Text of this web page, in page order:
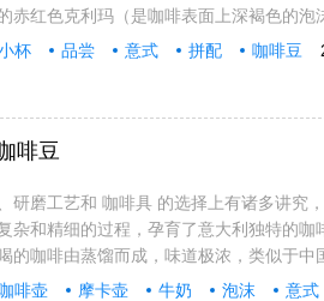
赤红色克利玛（是咖啡表面上深褐色的泡
杯 品尝 意式 拼配
咖啡豆
啡豆
研磨工艺和 咖啡具 的选择上有诸多讲究
杂和精细的过程，孕育了意大利独特的咖
的咖啡由蒸馏而成，味道极浓，类似于中
啡壶 摩卡壶 牛奶 泡沫
意式